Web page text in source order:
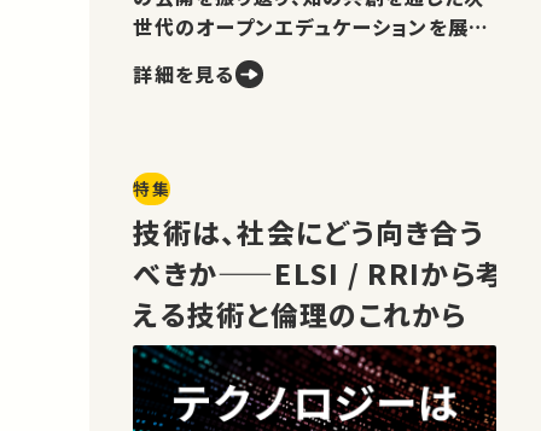
世代のオープンエデュケーションを展望
詳細を見る
特集
技術は、社会にどう向き合う
べきか——ELSI / RRIから考
える技術と倫理のこれから